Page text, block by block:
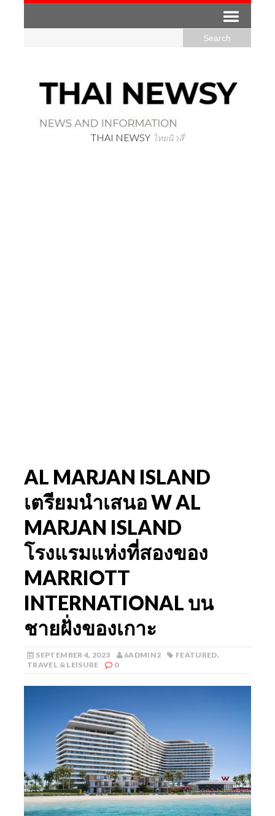
THAI NEWSY ไทยนิวสี่
AL MARJAN ISLAND
เตรียมนำเสนอ W AL
MARJAN ISLAND
โรงแรมแห่งที่สองของ
MARRIOTT
INTERNATIONAL บน
ชายฝั่งของเกาะ
SEPTEMBER 4, 2023 6ADMIN2 FEATURED,
TRAVEL & LEISURE
0